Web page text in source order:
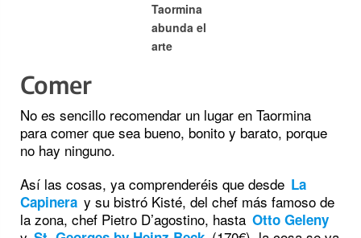
Taormina
abunda el
arte
Comer
No es sencillo recomendar un lugar en Taormina
para comer que sea bueno, bonito y barato, porque
no hay ninguno.
Así las cosas, ya comprenderéis que desde La
Capinera y su bistró Kisté, del chef más famoso de
la zona, chef Pietro D’agostino, hasta Otto Geleny